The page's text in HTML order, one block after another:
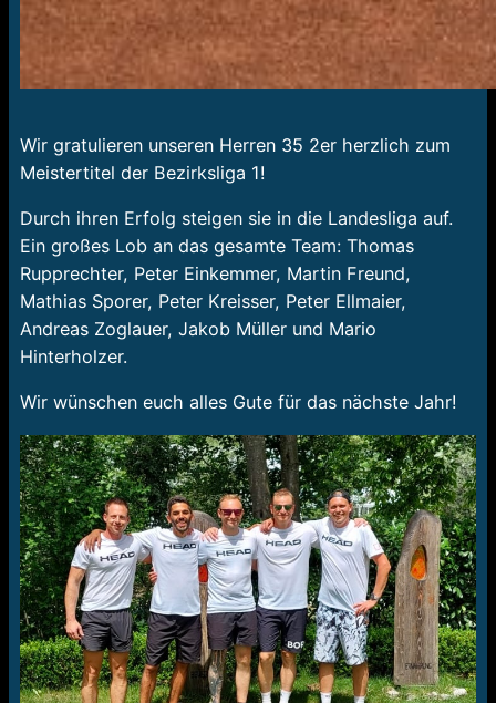
Wir gratulieren unseren Herren 35 2er herzlich zum
Meistertitel der Bezirksliga 1!
Durch ihren Erfolg steigen sie in die Landesliga auf.
Ein großes Lob an das gesamte Team: Thomas
Rupprechter, Peter Einkemmer, Martin Freund,
Mathias Sporer, Peter Kreisser, Peter Ellmaier,
Andreas Zoglauer, Jakob Müller und Mario
Hinterholzer.
Wir wünschen euch alles Gute für das nächste Jahr!